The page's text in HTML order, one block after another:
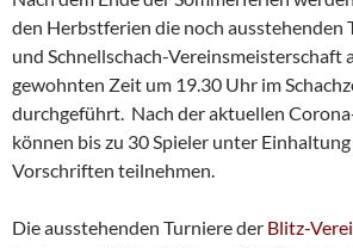
den Herbstferien die noch ausstehenden
und Schnellschach-Vereinsmeisterschaft
gewohnten Zeit um 19.30 Uhr im
durchgeführt. Nach der aktuellen
können bis zu 30 Spieler unter
Vorschriften teilnehmen.
Die ausstehenden Turniere der Blitz-